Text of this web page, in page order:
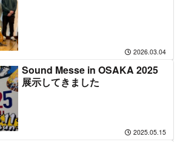
2026.03.04
Sound Messe in OSAKA 2025
展示してきました
2025.05.15